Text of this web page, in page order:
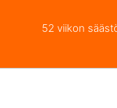
52 viikon